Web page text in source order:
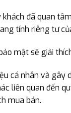
khách đã quan
tính riêng tư
mật sẽ giải
cá nhân và gây
liên quan đến
mua bán.